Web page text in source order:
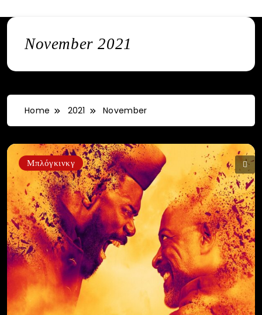
November 2021
Home 2021 November
Μπλόγκινκγ